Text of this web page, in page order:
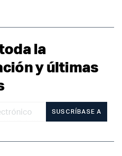
la
y últimas
SUSCRÍBASE A